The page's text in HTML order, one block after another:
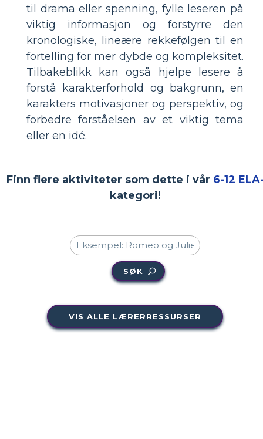
til drama eller spenning, fylle leseren på
viktig informasjon og forstyrre den
kronologiske, lineære rekkefølgen til en
fortelling for mer dybde og kompleksitet.
Tilbakeblikk kan også hjelpe lesere å
forstå karakterforhold og bakgrunn, en
karakters motivasjoner og perspektiv, og
forbedre forståelsen av et viktig tema
eller en idé.
Finn flere aktiviteter som dette i vår 6-12
kategori!
SØK
VIS ALLE LÆRERRESSURSER